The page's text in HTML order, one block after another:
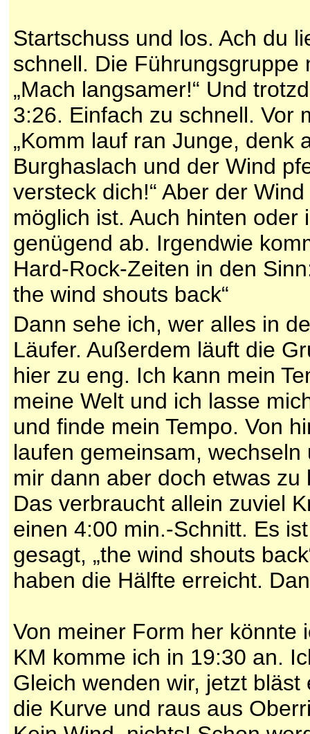
Startschuss und los. Ach du
schnell. Die
„Mach langsamer!“ Und
3:26. Einfach zu schnell. Vor
„Komm lauf ran Junge, denk
Burghaslach und der Wind
versteck dich!“ Aber der
möglich ist. Auch hinten
genügend ab. Irgendwie
Hard-Rock-Zeiten in den
the wind shouts back“
Dann sehe ich, wer alles in
Läufer. Außerdem läuft die
hier zu eng. Ich kann mein
meine Welt und ich lasse
und finde mein Tempo. Von
laufen gemeinsam,
mir dann aber doch etwas
Das verbraucht allein zuviel
einen 4:00 min.-Schnitt. Es
gesagt, „the wind shouts
haben die Hälfte erreicht.
Von meiner Form her könnte
KM komme ich in 19:30 an.
Gleich wenden wir, jetzt
die Kurve und raus aus